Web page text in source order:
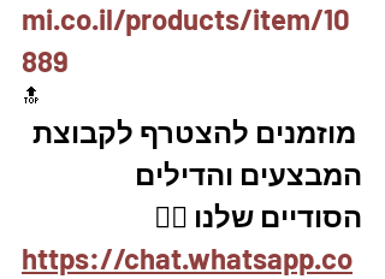
mi.co.il/products/item/10
889
🔝
מוזמנים להצטרף לקבוצת
המבצעים והדילים
הסודיים שלנו 👇🏼
https://chat.whatsapp.co